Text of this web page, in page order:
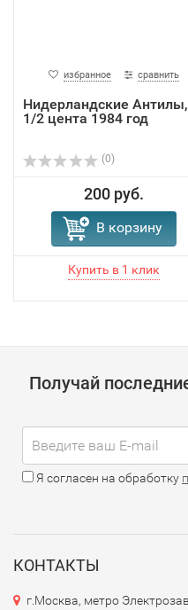
избранное сравнить
Нидерландские
1/2 цента 1984 год
(0)
200 руб.
В корзину
Получай
Я согласен на обработку
КОНТАКТЫ
г.Москва, метро